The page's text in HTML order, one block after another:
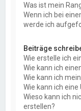
Was ist mein
Wenn ich bei
werde ich
Beiträge
Wie erstelle ich
Wie kann ich
Wie kann ich
Wie kann ich
Wieso kann ich
erstellen?